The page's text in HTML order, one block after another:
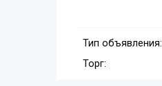
Тип объявления:
Торг: